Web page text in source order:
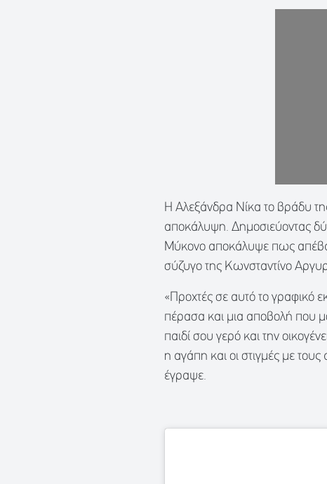
H Αλεξάνδρα Νίκα το βράδυ
αποκάλυψη. Δημοσιεύοντας
Μύκονο αποκάλυψε πως
σύζυγο της Κωνσταντίνο
«Προχτές σε αυτό το γραφικό
πέρασα και μια αποβολή που
παιδί σου γερό και την
η αγάπη και οι στιγμές με
έγραψε.